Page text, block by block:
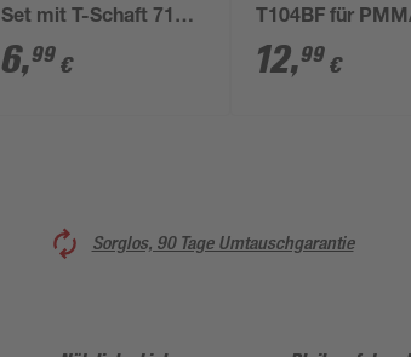
Set mit T-Schaft 71
mm 2-teilig
6,99 €
T104BF für
12,99 €
Sorglos, 90 Tage Umtauschgarantie